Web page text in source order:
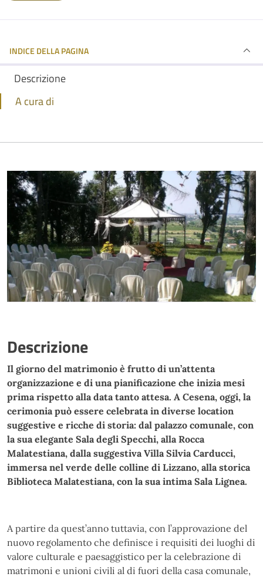
INDICE DELLA PAGINA
Descrizione
A cura di
Descrizione
Il giorno del matrimonio è frutto di un’attenta
organizzazione e di una pianificazione che inizia mesi
prima rispetto alla data tanto attesa. A Cesena, oggi, la
cerimonia può essere celebrata in diverse location
suggestive e ricche di storia: dal palazzo comunale, con
la sua elegante Sala degli Specchi, alla Rocca
Malatestiana, dalla suggestiva Villa Silvia Carducci,
immersa nel verde delle colline di Lizzano, alla storica
Biblioteca Malatestiana, con la sua intima Sala Lignea.
A partire da quest’anno tuttavia, con l’approvazione del
nuovo regolamento che definisce i requisiti dei luoghi di
valore culturale e paesaggistico per la celebrazione di
matrimoni e unioni civili al di fuori della casa comunale,